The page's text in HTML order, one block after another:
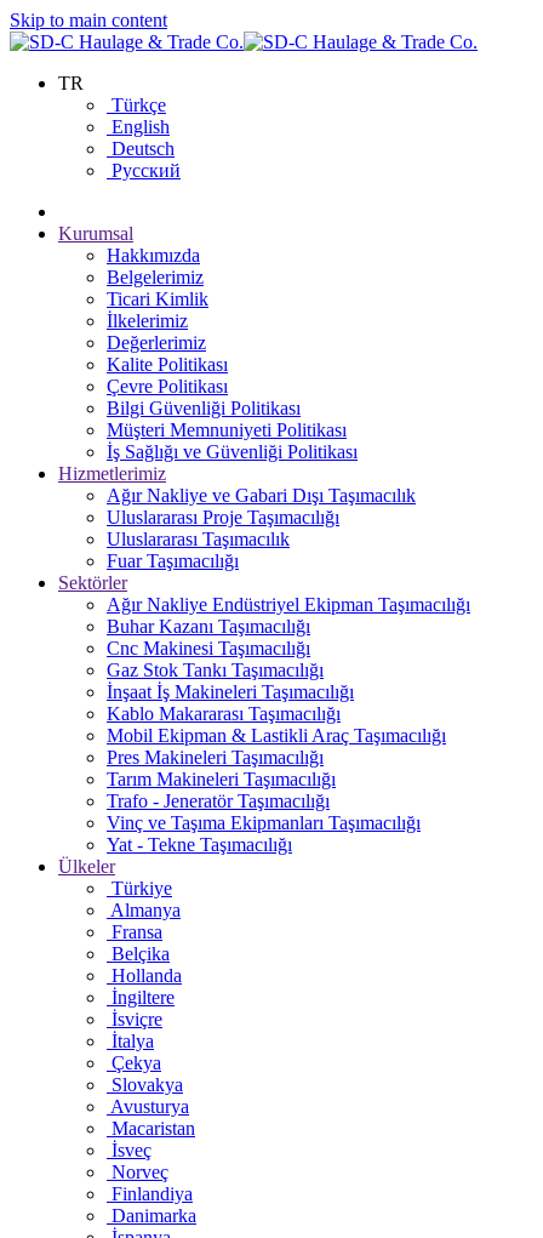
Skip to main content
TR
Türkçe
English
Deutsch
Русский
Kurumsal
Hakkımızda
Belgelerimiz
Ticari Kimlik
İlkelerimiz
Değerlerimiz
Kalite Politikası
Çevre Politikası
Bilgi Güvenliği Politikası
Müşteri Memnuniyeti Politikası
İş Sağlığı ve Güvenliği Politikası
Hizmetlerimiz
Ağır Nakliye ve Gabari Dışı Taşımacılık
Uluslararası Proje Taşımacılığı
Uluslararası Taşımacılık
Fuar Taşımacılığı
Sektörler
Ağır Nakliye Endüstriyel Ekipman Taşımacılığı
Buhar Kazanı Taşımacılığı
Cnc Makinesi Taşımacılığı
Gaz Stok Tankı Taşımacılığı
İnşaat İş Makineleri Taşımacılığı
Kablo Makararası Taşımacılığı
Mobil Ekipman & Lastikli Araç Taşımacılığı
Pres Makineleri Taşımacılığı
Tarım Makineleri Taşımacılığı
Trafo - Jeneratör Taşımacılığı
Vinç ve Taşıma Ekipmanları Taşımacılığı
Yat - Tekne Taşımacılığı
Ülkeler
Türkiye
Almanya
Fransa
Belçika
Hollanda
İngiltere
İsviçre
İtalya
Çekya
Slovakya
Avusturya
Macaristan
İsveç
Norveç
Finlandiya
Danimarka